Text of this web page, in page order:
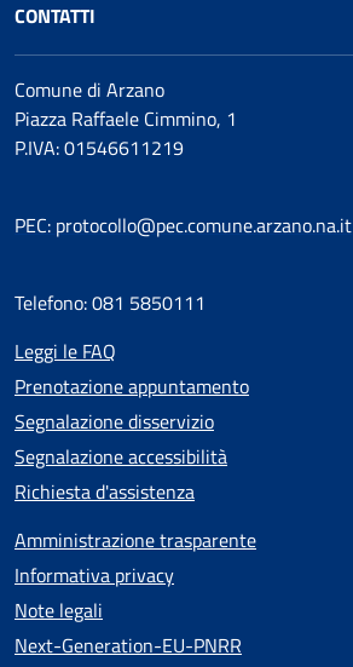
CONTATTI
Comune di Arzano
Piazza Raffaele Cimmino, 1
P.IVA: 01546611219
PEC: protocollo@pec.comune.arzano.na.it
Telefono: 081 5850111
Leggi le FAQ
Prenotazione appuntamento
Segnalazione disservizio
Segnalazione accessibilità
Richiesta d'assistenza
Amministrazione trasparente
Informativa privacy
Note legali
Next-Generation-EU-PNRR